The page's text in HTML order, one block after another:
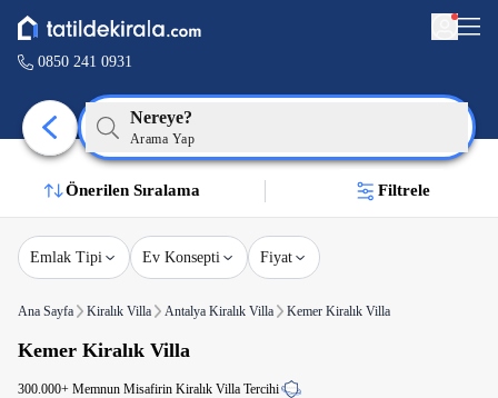
0850 241 0931
Nereye?
Arama Yap
Önerilen Sıralama Filtrele
Emlak Tipi Ev Konsepti Fiyat
Ana Sayfa Kiralık Villa Antalya Kiralık Villa Kemer Kiralık Villa
Kemer Kiralık Villa
300.000+ Memnun Misafirin Kiralık Villa Tercihi